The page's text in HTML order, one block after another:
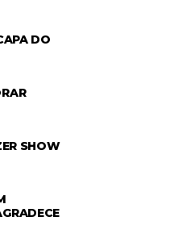
DO
SHOW